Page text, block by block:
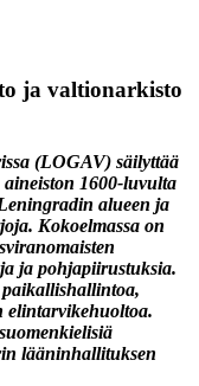
ja valtionarkisto
(LOGAV) säilyttää
1600-luvulta
alueen ja
Kokoelmassa on
ja pohjapiirustuksia.
elintarvikehuoltoa.
lääninhallituksen